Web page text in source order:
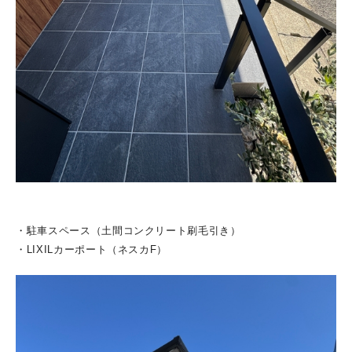
・駐車スペース（土間コンクリート刷毛引き）
・LIXILカーポート（ネスカF）